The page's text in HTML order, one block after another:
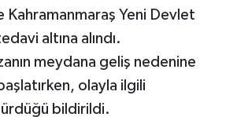
Kahramanmaraş Yeni Devlet
altına alındı.
meydana geliş nedenine
olayla ilgili
bildirildi.